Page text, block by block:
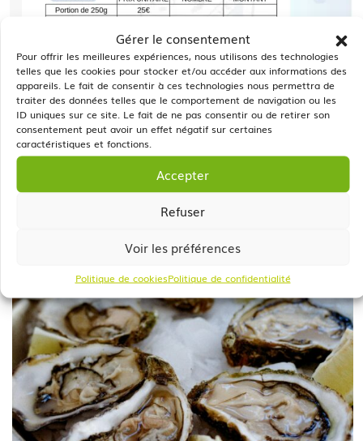
Gérer le consentement
Pour offrir les meilleures expériences, nous utilisons des technologies
telles que les cookies pour stocker et/ou accéder aux informations des
appareils. Le fait de consentir à ces technologies nous permettra de
traiter des données telles que le comportement de navigation ou les
ID uniques sur ce site. Le fait de ne pas consentir ou de retirer son
consentement peut avoir un effet négatif sur certaines
caractéristiques et fonctions.
Accepter
Refuser
Voir les préférences
Politique de cookiesPolitique de confidentialité